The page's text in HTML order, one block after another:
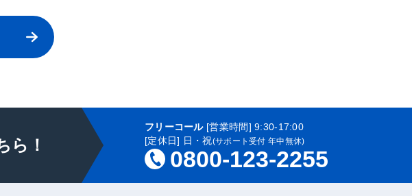
ら！
フリーコール[営業時間] 9:30-17:00
[定休日] 日・祝(サポート受付 年中無休)
0800-123-2255